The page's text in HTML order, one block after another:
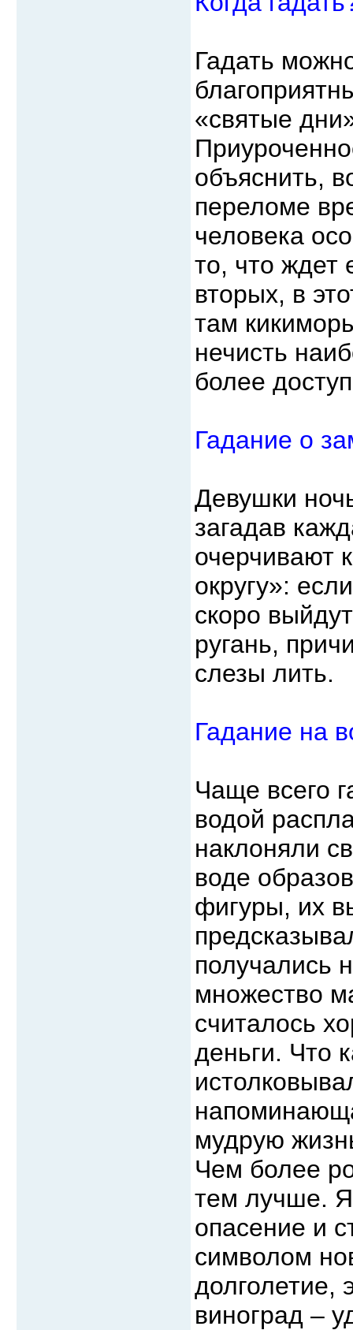
Гадать
«святые
объяснить,
переломе
человека
то, что ждет
вторых, в
там
нечисть
более
Гадание о
Девушки
загадав
очерчивают
округу»:
скоро
ругань,
слезы лить.
Гадание на
Чаще всего
водой
наклоняли
воде
фигуры, их
получались
множество
считалось
деньги. Что
мудрую
Чем более
тем лучше.
опасение и
символом
долголетие,
виноград –